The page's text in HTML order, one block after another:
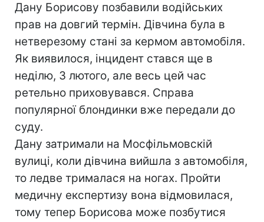
Дану Борисову позбавили водійських
прав на довгий термін. Дівчина була в
нетверезому стані за кермом автомобіля.
Як виявилося, інцидент стався ще в
неділю, 3 лютого, але весь цей час
ретельно приховувався. Справа
популярної блондинки вже передали до
суду.
Дану затримали на Мосфільмовскій
вулиці, коли дівчина вийшла з автомобіля,
то ледве трималася на ногах. Пройти
медичну експертизу вона відмовилася,
тому тепер Борисова може позбутися